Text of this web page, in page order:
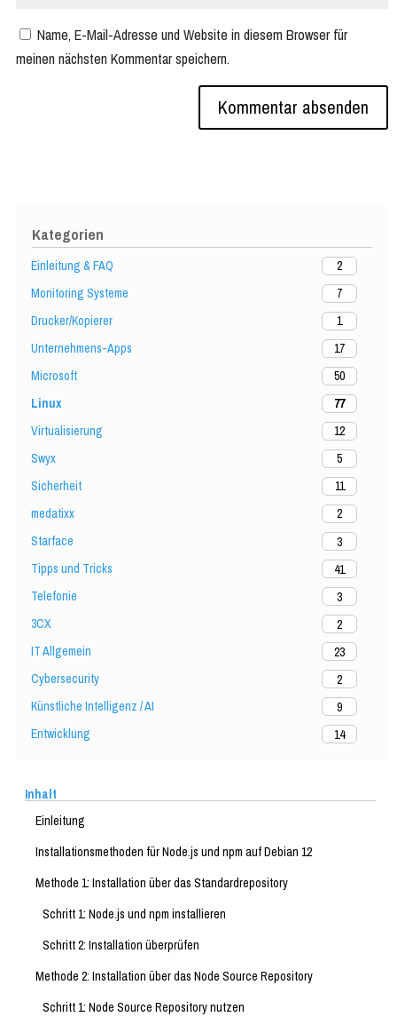
Kategorien
Einleitung & FAQ
2
Monitoring Systeme
7
Drucker/Kopierer
1
Unternehmens-Apps
17
Microsoft
50
Linux
77
Virtualisierung
12
Swyx
5
Sicherheit
11
medatixx
2
Starface
3
Tipps und Tricks
41
Telefonie
3
3CX
2
IT Allgemein
23
Cybersecurity
2
Künstliche Intelligenz / AI
9
Entwicklung
14
Inhalt
Einleitung
Installationsmethoden für Node.js und npm auf Debian 12
Methode 1: Installation über das Standardrepository
Schritt 1: Node.js und npm installieren
Schritt 2: Installation überprüfen
Methode 2: Installation über das Node Source Repository
Schritt 1: Node Source Repository nutzen
Name, E-Mail-Adresse und Website in diesem Browser für
meinen nächsten Kommentar speichern.